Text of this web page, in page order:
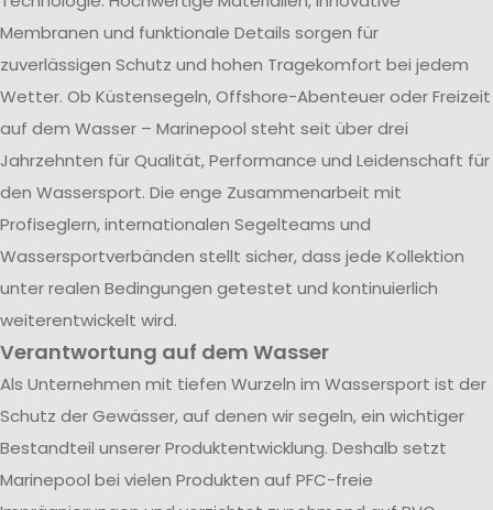
Membranen und funktionale Details sorgen für
zuverlässigen Schutz und hohen Tragekomfort bei jedem
Wetter. Ob Küstensegeln, Offshore-Abenteuer oder Freizeit
auf dem Wasser – Marinepool steht seit über drei
Jahrzehnten für Qualität, Performance und Leidenschaft für
den Wassersport. Die enge Zusammenarbeit mit
Profiseglern, internationalen Segelteams und
Wassersportverbänden stellt sicher, dass jede Kollektion
unter realen Bedingungen getestet und kontinuierlich
weiterentwickelt wird.
Verantwortung auf dem Wasser
Als Unternehmen mit tiefen Wurzeln im Wassersport ist der
Schutz der Gewässer, auf denen wir segeln, ein wichtiger
Bestandteil unserer Produktentwicklung. Deshalb setzt
Marinepool bei vielen Produkten auf PFC-freie